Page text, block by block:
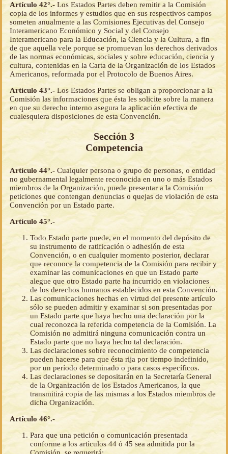
Artículo 42°.- Los Estados Partes deben remitir a la Comisión
copia de los informes y estudios que en sus respectivos campos
someten anualmente a las Comisiones Ejecutivas del Consejo
Interamericano Económico y Social y del Consejo
Interamericano para la Educación, la Ciencia y la Cultura, a fin
de que aquella vele porque se promuevan los derechos derivados
de las normas económicas, sociales y sobre educación, ciencia y
cultura, contenidas en la Carta de la Organización de los Estados
Americanos, reformada por el Protocolo de Buenos Aires.
Artículo 43°.- Los Estados Partes se obligan a proporcionar a la
Comisión las informaciones que ésta les solicite sobre la manera
en que su derecho interno asegura la aplicación efectiva de
cualesquiera disposiciones de esta Convención.
Sección 3
Competencia
Artículo 44°.- Cualquier persona o grupo de personas, o entidad
no gubernamental legalmente reconocida en uno o más Estados
miembros de la Organización, puede presentar a la Comisión
peticiones que contengan denuncias o quejas de violación de esta
Convención por un Estado parte.
Artículo 45°.-
Todo Estado parte puede, en el momento del depósito de
su instrumento de ratificación o adhesión de esta
Convención, o en cualquier momento posterior, declarar
que reconoce la competencia de la Comisión para recibir y
examinar las comunicaciones en que un Estado parte
alegue que otro Estado parte ha incurrido en violaciones
de los derechos humanos establecidos en esta Convención.
Las comunicaciones hechas en virtud del presente artículo
sólo se pueden admitir y examinar si son presentadas por
un Estado parte que haya hecho una declaración por la
cual reconozca la referida competencia de la Comisión. La
Comisión no admitirá ninguna comunicación contra un
Estado parte que no haya hecho tal declaración.
Las declaraciones sobre reconocimiento de competencia
pueden hacerse para que ésta rija por tiempo indefinido,
por un período determinado o para casos específicos.
Las declaraciones se depositarán en la Secretaría General
de la Organización de los Estados Americanos, la que
transmitirá copia de las mismas a los Estados miembros de
dicha Organización.
Artículo 46°.-
Para que una petición o comunicación presentada
conforme a los artículos 44 ó 45 sea admitida por la